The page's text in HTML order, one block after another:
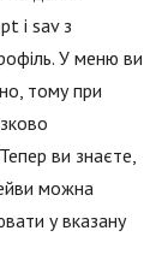
і sav з
У меню ви
тому при
ви знаєте,
можна
у вказану